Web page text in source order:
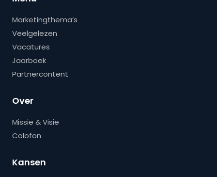
Marketingthema’s
Veelgelezen
Vacatures
Jaarboek
Partnercontent
Over
Missie & Visie
Colofon
Kansen